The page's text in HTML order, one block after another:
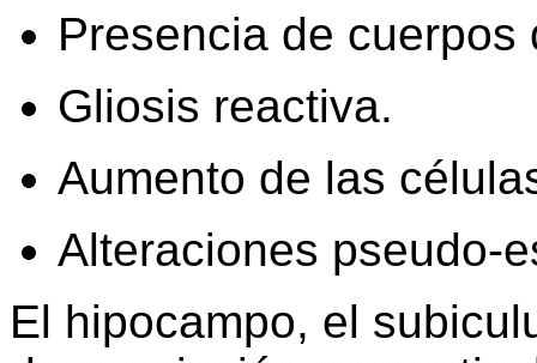
Presencia de cuerpos
Gliosis reactiva.
Aumento de las
Alteraciones pseudo-
El hipocampo, el